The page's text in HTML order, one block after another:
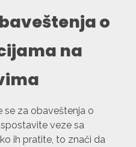
o
na
se za obaveštenja o
veze sa
ih pratite, to znači da